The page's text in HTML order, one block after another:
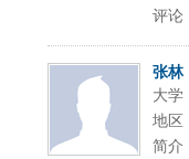
评论
张林
大学
地区
简介